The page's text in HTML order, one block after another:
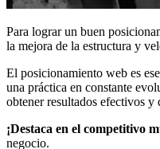
Para lograr un buen
la mejora de la estructura y
El posicionamiento web es
una práctica en constante
obtener resultados efectivos y
¡Destaca en el competitivo
negocio.